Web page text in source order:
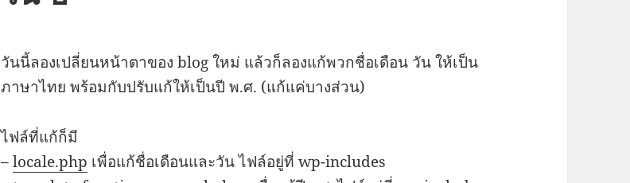
วันนี้ลองเปลี่ยนหน้าตาของ blog ใหม่ แล้วก็ลองแก้พวกชื่อเดือน วัน ให้เป็น
ภาษาไทย พร้อมกับปรับแก้ให้เป็นปี พ.ศ. (แก้แค่บางส่วน)
ไฟล์ที่แก้ก็มี
–locale.php เพื่อแก้ชื่อเดือนและวัน ไฟล์อยู่ที่ wp-includes